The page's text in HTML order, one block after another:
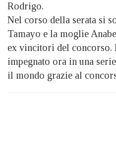
Rodrigo.
Nel corso della serata si
Tamayo e la moglie
ex vincitori del concorso.
impegnato ora in una
il mondo grazie al